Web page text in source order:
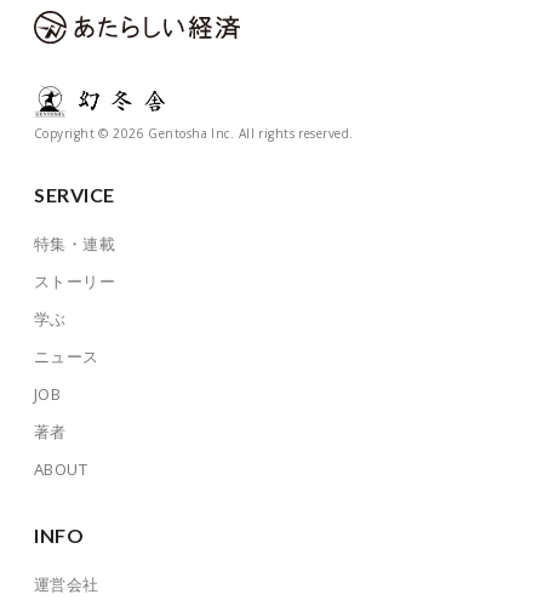
Copyright © 2026 Gentosha Inc. All rights reserved.
SERVICE
特集・連載
ストーリー
学ぶ
ニュース
JOB
著者
ABOUT
INFO
運営会社